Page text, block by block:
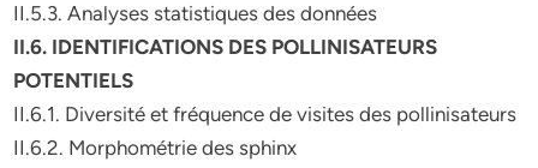
II.5.3. Analyses statistiques des données
II.6. IDENTIFICATIONS DES POLLINISATEURS
POTENTIELS
II.6.1. Diversité et fréquence de visites des pollinisateurs
II.6.2. Morphométrie des sphinx